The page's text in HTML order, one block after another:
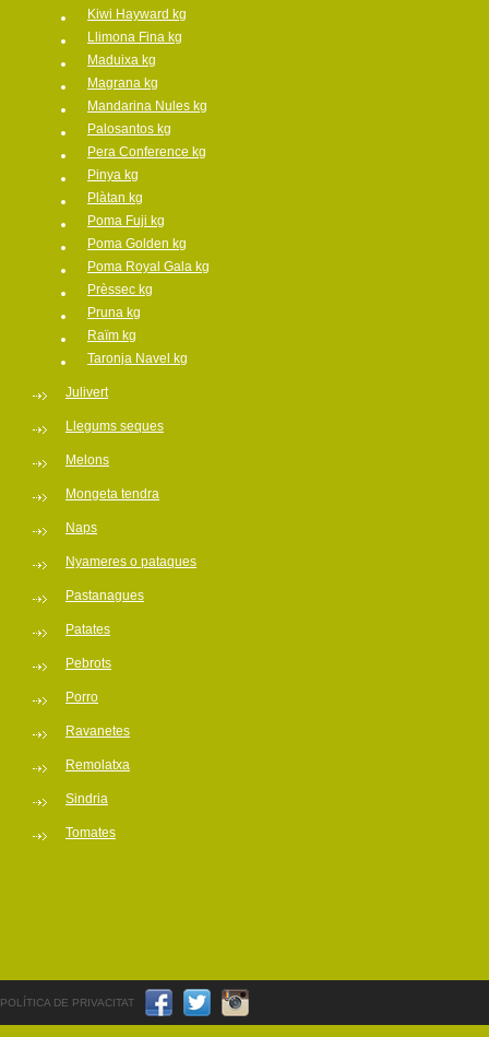
Kiwi Hayward kg
Llimona Fina kg
Maduixa kg
Magrana kg
Mandarina Nules kg
Palosantos kg
Pera Conference kg
Pinya kg
Plàtan kg
Poma Fuji kg
Poma Golden kg
Poma Royal Gala kg
Prèssec kg
Pruna kg
Raïm kg
Taronja Navel kg
Julivert
Llegums seques
Melons
Mongeta tendra
Naps
Nyameres o pataques
Pastanagues
Patates
Pebrots
Porro
Ravanetes
Remolatxa
Sindria
Tomates
POLÍTICA DE PRIVACITAT